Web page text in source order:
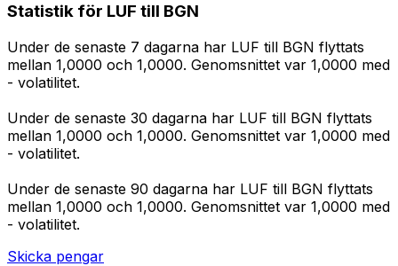
Statistik för LUF till BGN
Under de senaste 7 dagarna har LUF till BGN flyttats
mellan 1,0000 och 1,0000. Genomsnittet var 1,0000 med
- volatilitet.
Under de senaste 30 dagarna har LUF till BGN flyttats
mellan 1,0000 och 1,0000. Genomsnittet var 1,0000 med
- volatilitet.
Under de senaste 90 dagarna har LUF till BGN flyttats
mellan 1,0000 och 1,0000. Genomsnittet var 1,0000 med
- volatilitet.
Skicka pengar